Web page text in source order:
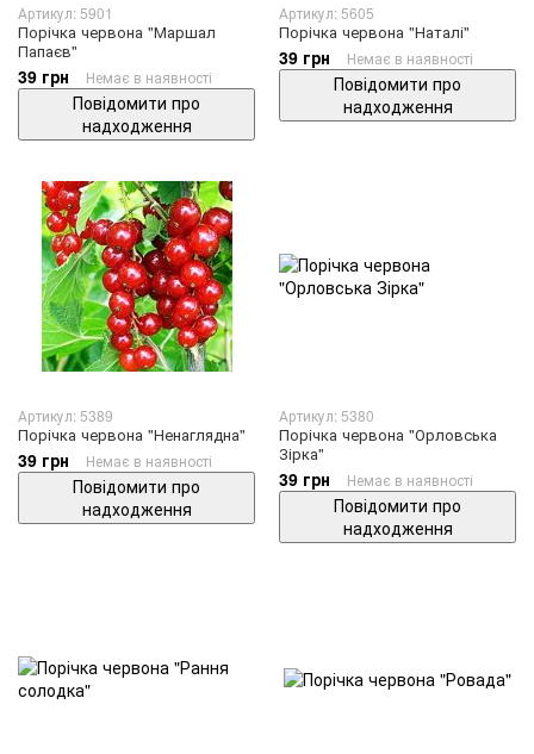
Артикул: 5901
Порічка червона "Маршал
Папаєв"
39 грн Немає в наявності
Повідомити про
надходження
Артикул: 5605
Порічка червона "Наталі"
39 грн Немає в наявності
Повідомити про
надходження
Артикул: 5389
Порічка червона "Ненаглядна"
39 грн Немає в наявності
Повідомити про
надходження
Артикул: 5380
Порічка червона "Орловська
Зірка"
39 грн Немає в наявності
Повідомити про
надходження